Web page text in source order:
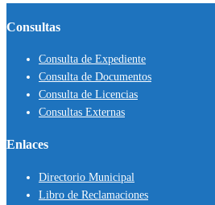
Consultas
Consulta de Expediente
Consulta de Documentos
Consulta de Licencias
Consultas Externas
Enlaces
Directorio Municipal
Libro de Reclamaciones